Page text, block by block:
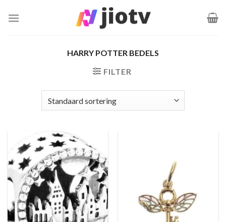
naar
HARRY POTTER BEDELS
FILTER